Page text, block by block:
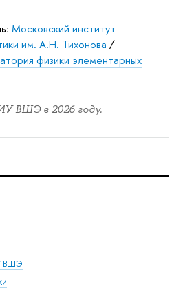
Московский институт
им. А.Н. Тихонова /
физики элементарных
ВШЭ в 2026 году.
ВШЭ